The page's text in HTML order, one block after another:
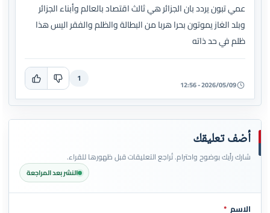
عمي تبون يردد بان الجزائر هي ثالث اقتصاد بالعالم وأبناء الجزائر
وبلد الغاز يموتون بحرا هربا من البطالة والظلم والفقر اليس هذا
ظلم في حد ذاته
2026/05/09 - 12:56
1
أضف تعليقك
شارك رأيك بوضوح واحترام. تُراجع التعليقات قبل ظهورها للقراء.
النشر بعد المراجعة
الاسم *